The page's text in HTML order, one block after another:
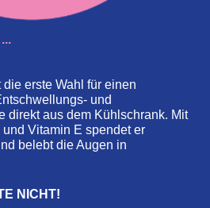
erste Wahl für einen
und
direkt aus dem Kühlschrank. Mit
Vitamin E spendet er
belebt die Augen in
NICHT!